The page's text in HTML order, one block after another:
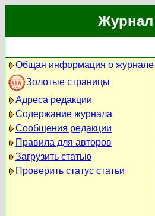
Журнал
Общая информация о журнале
Золотые страницы
Адреса редакции
Содержание журнала
Сообщения редакции
Правила для авторов
Загрузить статью
Проверить статус статьи